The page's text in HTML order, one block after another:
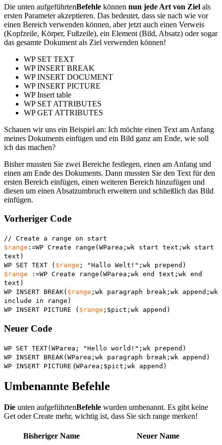
Die unten aufgeführtenBefehle können nun jede Art von Ziel als
ersten Parameter akzeptieren. Das bedeutet, dass sie nach wie vor
einen Bereich verwenden können, aber jetzt auch einen Verweis
(Kopfzeile, Körper, Fußzeile), ein Element (Bild, Absatz) oder sogar
das gesamte Dokument als Ziel verwenden können!
WP SET TEXT
WP INSERT BREAK
WP INSERT DOCUMENT
WP INSERT PICTURE
WP Insert table
WP SET ATTRIBUTES
WP GET ATTRIBUTES
Schauen wir uns ein Beispiel an: Ich möchte einen Text am Anfang
meines Dokuments einfügen und ein Bild ganz am Ende, wie soll
ich das machen?
Bisher mussten Sie zwei Bereiche festlegen, einen am Anfang und
einen am Ende des Dokuments. Dann mussten Sie den Text für den
ersten Bereich einfügen, einen weiteren Bereich hinzufügen und
diesen um einen Absatzumbruch erweitern und schließlich das Bild
einfügen.
Vorheriger Code
// Create a range on start
$range :=WP Create range ( WParea ; wk start text ; wk start
text )
WP SET TEXT ( $range ; "Hallo Welt!"; wk prepend )
$range :=WP Create range ( WParea ; wk end text ; wk end
text )
WP INSERT BREAK( $range ; wk paragraph break ; wk append ; wk
include in range )
WP INSERT PICTURE ( $range ; $pict ; wk append )
Neuer Code
WP SET TEXT(WParea ; "Hello world!"; wk prepend )
WP INSERT BREAK(WParea ; wk paragraph break ; wk append )
WP INSERT PICTURE (WParea ; $pict ; wk append )
Umbenannte Befehle
Die unten aufgeführtenBefehle wurden umbenannt. Es gibt keine
Get oderCreate mehr, wichtig ist, dass Sie sich range merken!
Bisheriger Name
Neuer Name